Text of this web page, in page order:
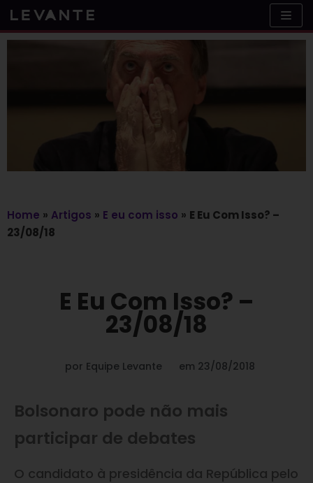
Skip
to
Home » Artigos » E eu com isso » E Eu Com Isso? –
23/08/18
E Eu Com Isso? –
23/08/18
por Equipe Levante em 23/08/2018
Bolsonaro pode não mais
participar de debates
O candidato à presidência da República pelo